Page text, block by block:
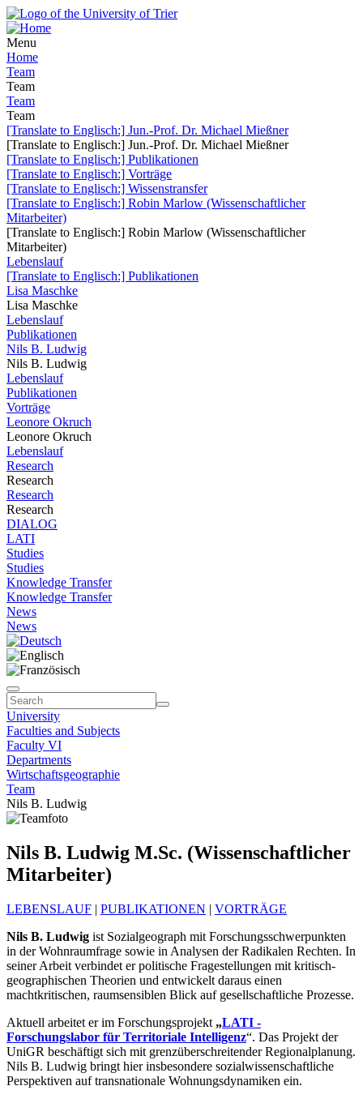
Menu
Home
Team
Team
Team
Team
[Translate to Englisch:] Jun.-Prof. Dr. Michael Mießner
[Translate to Englisch:] Jun.-Prof. Dr. Michael Mießner
[Translate to Englisch:] Publikationen
[Translate to Englisch:] Vorträge
[Translate to Englisch:] Wissenstransfer
[Translate to Englisch:] Robin Marlow (Wissenschaftlicher
Mitarbeiter)
[Translate to Englisch:] Robin Marlow (Wissenschaftlicher
Mitarbeiter)
Lebenslauf
[Translate to Englisch:] Publikationen
Lisa Maschke
Lisa Maschke
Lebenslauf
Publikationen
Nils B. Ludwig
Nils B. Ludwig
Lebenslauf
Publikationen
Vorträge
Leonore Okruch
Leonore Okruch
Lebenslauf
Research
Research
Research
Research
DIALOG
LATI
Studies
Studies
Knowledge Transfer
Knowledge Transfer
News
News
University
Faculties and Subjects
Faculty VI
Departments
Wirtschaftsgeographie
Team
Nils B. Ludwig
Nils B. Ludwig M.Sc. (Wissenschaftlicher
Mitarbeiter)
LEBENSLAUF | PUBLIKATIONEN | VORTRÄGE
Nils B. Ludwig ist Sozialgeograph mit Forschungsschwerpunkten
in der Wohnraumfrage sowie in Analysen der Radikalen Rechten. In
seiner Arbeit verbindet er politische Fragestellungen mit kritisch-
geographischen Theorien und entwickelt daraus einen
machtkritischen, raumsensiblen Blick auf gesellschaftliche Prozesse.
Aktuell arbeitet er im Forschungsprojekt „LATI -
Forschungslabor für Territoriale Intelligenz“. Das Projekt der
UniGR beschäftigt sich mit grenzüberschreitender Regionalplanung.
Nils B. Ludwig bringt hier insbesondere sozialwissenschaftliche
Perspektiven auf transnationale Wohnungsdynamiken ein.